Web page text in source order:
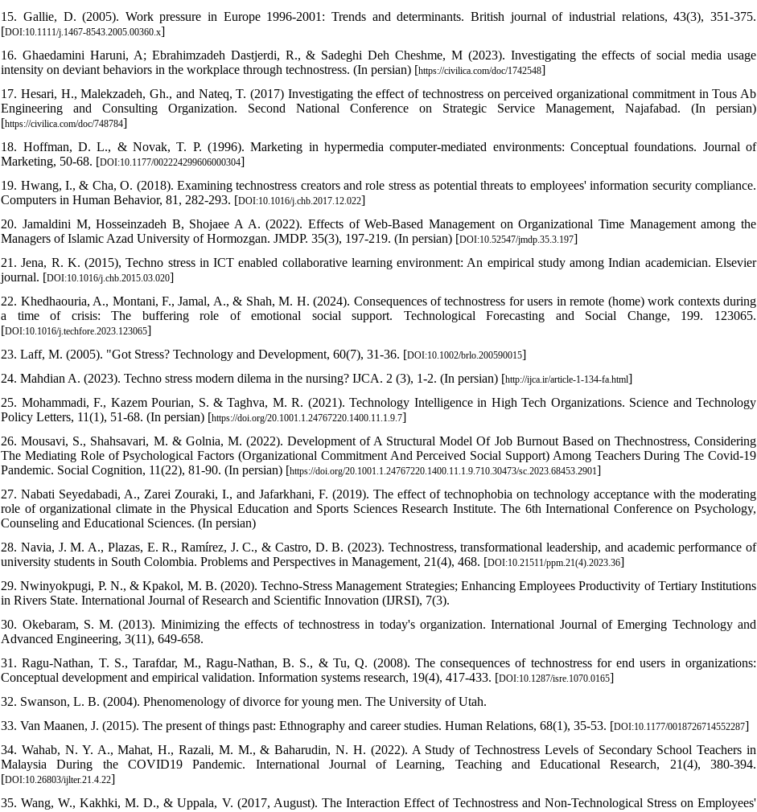
15. Gallie, D. (2005). Work pressure in Europe 1996-2001: Trends and determinants. British journal of industrial relations, 43(3), 351-375.
[DOI:10.1111/j.1467-8543.2005.00360.x]
16. Ghaedamini Haruni, A; Ebrahimzadeh Dastjerdi, R., & Sadeghi Deh Cheshme, M (2023). Investigating the effects of social media usage
intensity on deviant behaviors in the workplace through technostress. (In persian) [https://civilica.com/doc/1742548]
17. Hesari, H., Malekzadeh, Gh., and Nateq, T. (2017) Investigating the effect of technostress on perceived organizational commitment in Tous Ab
Engineering and Consulting Organization. Second National Conference on Strategic Service Management, Najafabad. (In persian)
[https://civilica.com/doc/748784]
18. Hoffman, D. L., & Novak, T. P. (1996). Marketing in hypermedia computer-mediated environments: Conceptual foundations. Journal of
Marketing, 50-68. [DOI:10.1177/002224299606000304]
19. Hwang, I., & Cha, O. (2018). Examining technostress creators and role stress as potential threats to employees' information security compliance.
Computers in Human Behavior, 81, 282-293. [DOI:10.1016/j.chb.2017.12.022]
20. Jamaldini M, Hosseinzadeh B, Shojaee A A. (2022). Effects of Web-Based Management on Organizational Time Management among the
Managers of Islamic Azad University of Hormozgan. JMDP. 35(3), 197-219. (In persian) [DOI:10.52547/jmdp.35.3.197]
21. Jena, R. K. (2015), Techno stress in ICT enabled collaborative learning environment: An empirical study among Indian academician. Elsevier
journal. [DOI:10.1016/j.chb.2015.03.020]
22. Khedhaouria, A., Montani, F., Jamal, A., & Shah, M. H. (2024). Consequences of technostress for users in remote (home) work contexts during
a time of crisis: The buffering role of emotional social support. Technological Forecasting and Social Change, 199. 123065.
[DOI:10.1016/j.techfore.2023.123065]
23. Laff, M. (2005). "Got Stress? Technology and Development, 60(7), 31-36. [DOI:10.1002/brlo.200590015]
24. Mahdian A. (2023). Techno stress modern dilema in the nursing? IJCA. 2 (3), 1-2. (In persian) [http://ijca.ir/article-1-134-fa.html]
25. Mohammadi, F., Kazem Pourian, S. & Taghva, M. R. (2021). Technology Intelligence in High Tech Organizations. Science and Technology
Policy Letters, 11(1), 51-68. (In persian) [https://doi.org/20.1001.1.24767220.1400.11.1.9.7]
26. Mousavi, S., Shahsavari, M. & Golnia, M. (2022). Development of A Structural Model Of Job Burnout Based on Thechnostress, Considering
The Mediating Role of Psychological Factors (Organizational Commitment And Perceived Social Support) Among Teachers During The Covid-19
Pandemic. Social Cognition, 11(22), 81-90. (In persian) [https://doi.org/20.1001.1.24767220.1400.11.1.9.710.30473/sc.2023.68453.2901]
27. Nabati Seyedabadi, A., Zarei Zouraki, I., and Jafarkhani, F. (2019). The effect of technophobia on technology acceptance with the moderating
role of organizational climate in the Physical Education and Sports Sciences Research Institute. The 6th International Conference on Psychology,
Counseling and Educational Sciences. (In persian)
28. Navia, J. M. A., Plazas, E. R., Ramírez, J. C., & Castro, D. B. (2023). Technostress, transformational leadership, and academic performance of
university students in South Colombia. Problems and Perspectives in Management, 21(4), 468. [DOI:10.21511/ppm.21(4).2023.36]
29. Nwinyokpugi, P. N., & Kpakol, M. B. (2020). Techno-Stress Management Strategies; Enhancing Employees Productivity of Tertiary Institutions
in Rivers State. International Journal of Research and Scientific Innovation (IJRSI), 7(3).
30. Okebaram, S. M. (2013). Minimizing the effects of technostress in today's organization. International Journal of Emerging Technology and
Advanced Engineering, 3(11), 649-658.
31. Ragu-Nathan, T. S., Tarafdar, M., Ragu-Nathan, B. S., & Tu, Q. (2008). The consequences of technostress for end users in organizations:
Conceptual development and empirical validation. Information systems research, 19(4), 417-433. [DOI:10.1287/isre.1070.0165]
32. Swanson, L. B. (2004). Phenomenology of divorce for young men. The University of Utah.
33. Van Maanen, J. (2015). The present of things past: Ethnography and career studies. Human Relations, 68(1), 35-53. [DOI:10.1177/0018726714552287]
34. Wahab, N. Y. A., Mahat, H., Razali, M. M., & Baharudin, N. H. (2022). A Study of Technostress Levels of Secondary School Teachers in
Malaysia During the COVID19 Pandemic. International Journal of Learning, Teaching and Educational Research, 21(4), 380-394.
[DOI:10.26803/ijlter.21.4.22]
35. Wang, W., Kakhki, M. D., & Uppala, V. (2017, August). The Interaction Effect of Technostress and Non-Technological Stress on Employees'